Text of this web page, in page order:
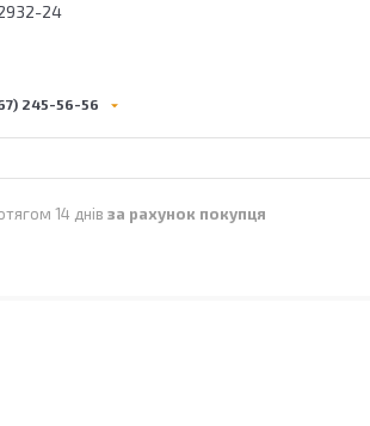
24
245-56-56
14 днів за рахунок покупця